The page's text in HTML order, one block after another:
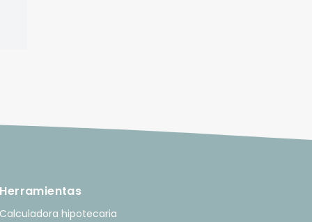
Herramientas
Calculadora hipotecaria